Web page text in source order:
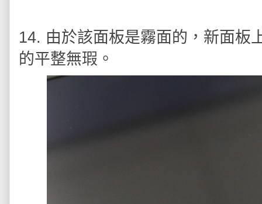
14. 由於該面板是霧面的，新面板
的平整無瑕。